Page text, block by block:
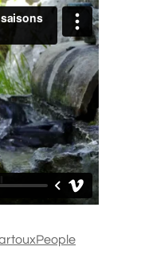
People